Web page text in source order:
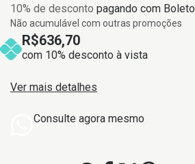
10% de desconto pagando com Boleto
Não acumulável com outras promoções
R$636,70
com 10% desconto à vista
Ver mais detalhes
Consulte agora mesmo